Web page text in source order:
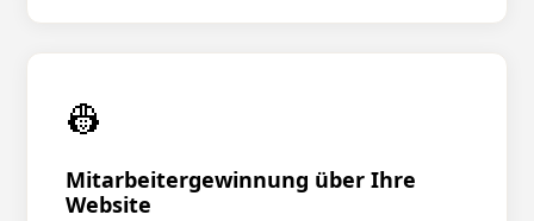
👷
Mitarbeitergewinnung über Ihre
Website